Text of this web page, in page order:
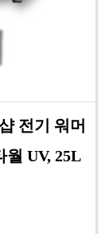
전기 워머
월 UV, 25L